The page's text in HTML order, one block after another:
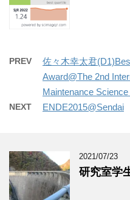
PREV
佐々木幸太君
Award@The 2nd
Maintenance
NEXT ENDE2015@Sendai
2021/07/23
研究室学